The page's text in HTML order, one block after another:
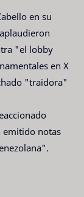
en su
"el lobby
en X
"traidora"
emitido notas